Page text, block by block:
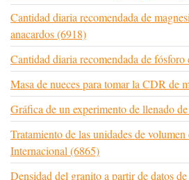
Cantidad diaria recomendada de
anacardos (6918)
Cantidad diaria recomendada de fósforo
Masa de nueces para tomar la CDR de
Gráfica de un experimento de llenado
Tratamiento de las unidades de volumen
Internacional (6865)
Densidad del granito a partir de datos